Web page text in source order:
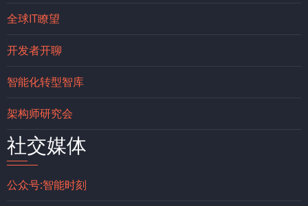
全球IT瞭望
开发者开聊
智能化转型智库
架构师研究会
社交媒体
公众号:智能时刻